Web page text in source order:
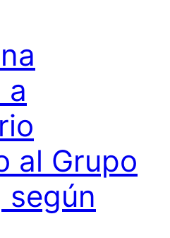
a
al Grupo
según